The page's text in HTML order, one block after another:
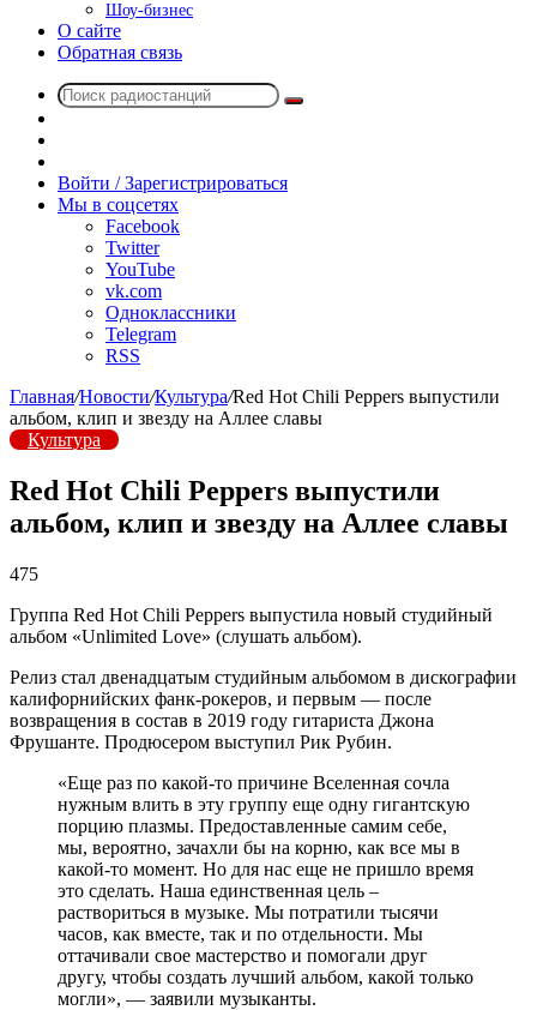
Шоу-бизнес
О сайте
Обратная связь
Поиск
радио
Войти / Зарегистрироваться
Мы в соцсетях
Facebook
Twitter
YouTube
vk.com
Одноклассники
Telegram
RSS
Главная/Новости/Культура/Red Hot Chili Peppers выпустили
альбом, клип и звезду на Аллее славы
Культура
Red Hot Chili Peppers выпустили
альбом, клип и звезду на Аллее славы
475
Группа Red Hot Chili Peppers выпустила новый студийный
альбом «Unlimited Love» (слушать альбом).
Релиз стал двенадцатым студийным альбомом в дискографии
калифорнийских фанк-рокеров, и первым — после
возвращения в состав в 2019 году гитариста Джона
Фрушанте. Продюсером выступил Рик Рубин.
«Еще раз по какой-то причине Вселенная сочла
нужным влить в эту группу еще одну гигантскую
порцию плазмы. Предоставленные самим себе,
мы, вероятно, зачахли бы на корню, как все мы в
какой-то момент. Но для нас еще не пришло время
это сделать. Наша единственная цель –
раствориться в музыке. Мы потратили тысячи
часов, как вместе, так и по отдельности. Мы
оттачивали свое мастерство и помогали друг
другу, чтобы создать лучший альбом, какой только
могли», — заявили музыканты.